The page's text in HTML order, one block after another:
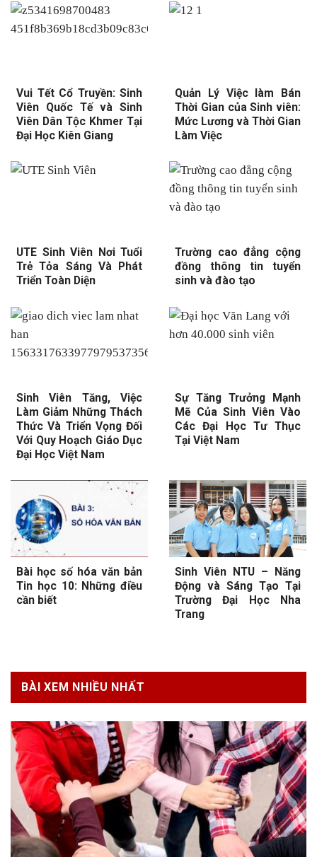
Vui Tết Cổ Truyền: Sinh
Viên Quốc Tế và Sinh
Viên Dân Tộc Khmer Tại
Đại Học Kiên Giang
Quản Lý Việc làm Bán
Thời Gian của Sinh viên:
Mức Lương và Thời Gian
Làm Việc
UTE Sinh Viên Nơi Tuổi
Trẻ Tỏa Sáng Và Phát
Triển Toàn Diện
Trường cao đẳng cộng
đồng thông tin tuyển
sinh và đào tạo
Sinh Viên Tăng, Việc
Làm Giảm Những Thách
Thức Và Triển Vọng Đối
Với Quy Hoạch Giáo Dục
Đại Học Việt Nam
Sự Tăng Trưởng Mạnh
Mẽ Của Sinh Viên Vào
Các Đại Học Tư Thục
Tại Việt Nam
Bài học số hóa văn bản
Tin học 10: Những điều
cần biết
Sinh Viên NTU – Năng
Động và Sáng Tạo Tại
Trường Đại Học Nha
Trang
BÀI XEM NHIỀU NHẤT